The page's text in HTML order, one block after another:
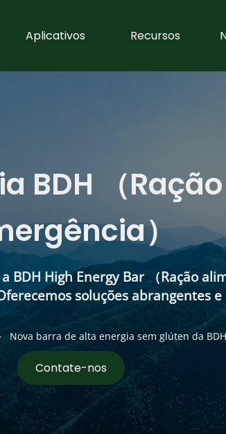
Aplicativos Recursos
BDH （
）
High Energy Bar （Ração
soluções abrangentes
Nova barra de alta energia sem glúten da BDH
Contate-nos